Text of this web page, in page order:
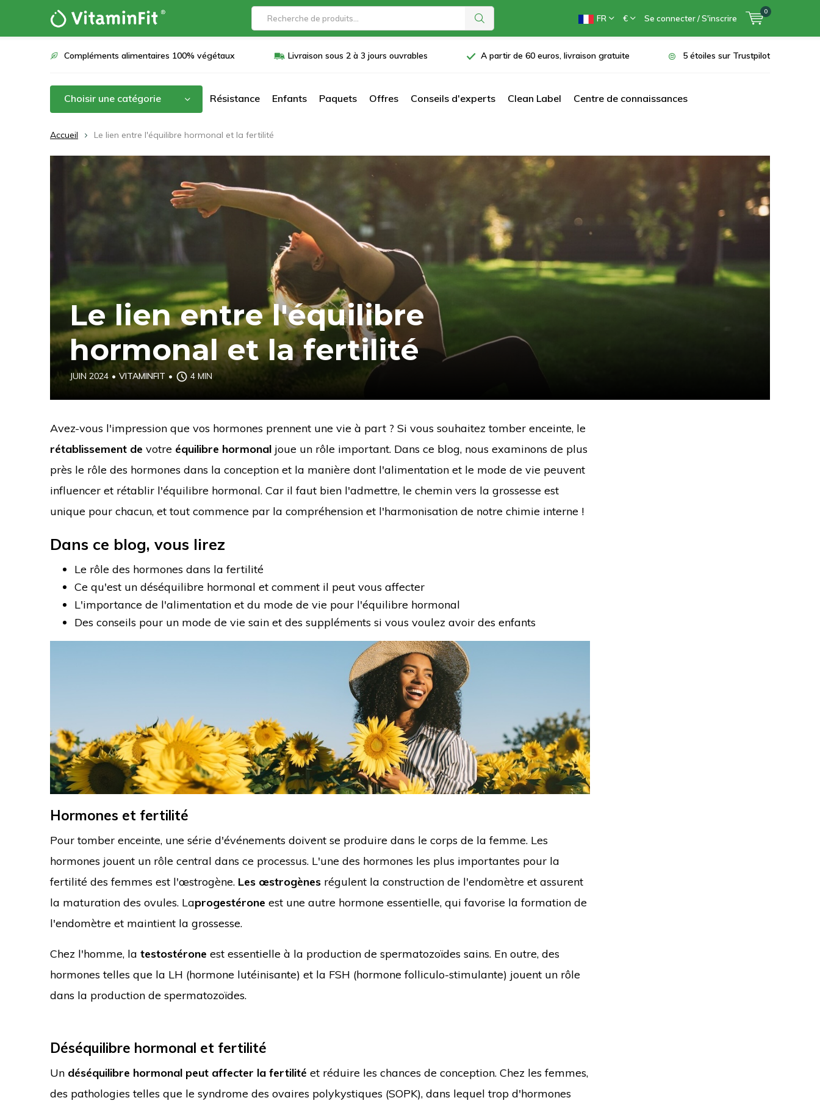
FR € Se connecter / S'inscrire
0
Compléments alimentaires 100% végétaux Livraison sous 2 à 3 jours ouvrables A partir de 60 euros, livraison gratuite 5 étoiles sur Trustpilot
Choisir une catégorie Résistance Enfants Paquets Offres Conseils d'experts Clean Label Centre de connaissances
Accueil Le lien entre l'équilibre hormonal et la fertilité
Le lien entre l'équilibre
hormonal et la fertilité
JUIN 2024 • VITAMINFIT • 4 MIN
Avez-vous l'impression que vos hormones prennent une vie à part ? Si vous souhaitez tomber enceinte, le
rétablissement de votre équilibre hormonal joue un rôle important. Dans ce blog, nous examinons de plus
près le rôle des hormones dans la conception et la manière dont l'alimentation et le mode de vie peuvent
influencer et rétablir l'équilibre hormonal. Car il faut bien l'admettre, le chemin vers la grossesse est
unique pour chacun, et tout commence par la compréhension et l'harmonisation de notre chimie interne !
Dans ce blog, vous lirez
Le rôle des hormones dans la fertilité
Ce qu'est un déséquilibre hormonal et comment il peut vous affecter
L'importance de l'alimentation et du mode de vie pour l'équilibre hormonal
Des conseils pour un mode de vie sain et des suppléments si vous voulez avoir des enfants
Hormones et fertilité
Pour tomber enceinte, une série d'événements doivent se produire dans le corps de la femme. Les
hormones jouent un rôle central dans ce processus. L'une des hormones les plus importantes pour la
fertilité des femmes est l'œstrogène. Les œstrogènes régulent la construction de l'endomètre et assurent
la maturation des ovules. Laprogestérone est une autre hormone essentielle, qui favorise la formation de
l'endomètre et maintient la grossesse.
Chez l'homme, la testostérone est essentielle à la production de spermatozoïdes sains. En outre, des
hormones telles que la LH (hormone lutéinisante) et la FSH (hormone folliculo-stimulante) jouent un rôle
dans la production de spermatozoïdes.
Déséquilibre hormonal et fertilité
Un déséquilibre hormonal peut affecter la fertilité et réduire les chances de conception. Chez les femmes,
des pathologies telles que le syndrome des ovaires polykystiques (SOPK), dans lequel trop d'hormones